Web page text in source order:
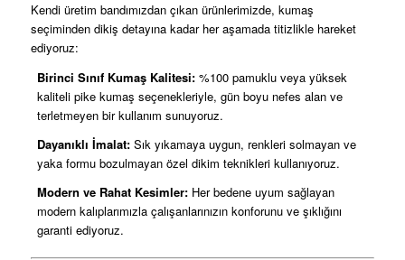
Kendi üretim bandımızdan çıkan ürünlerimizde, kumaş
seçiminden dikiş detayına kadar her aşamada titizlikle hareket
ediyoruz:
Birinci Sınıf Kumaş Kalitesi:%100 pamuklu veya yüksek
kaliteli pike kumaş seçenekleriyle, gün boyu nefes alan ve
terletmeyen bir kullanım sunuyoruz.
Dayanıklı İmalat:Sık yıkamaya uygun, renkleri solmayan ve
yaka formu bozulmayan özel dikim teknikleri kullanıyoruz.
Modern ve Rahat Kesimler:Her bedene uyum sağlayan
modern kalıplarımızla çalışanlarınızın konforunu ve şıklığını
garanti ediyoruz.